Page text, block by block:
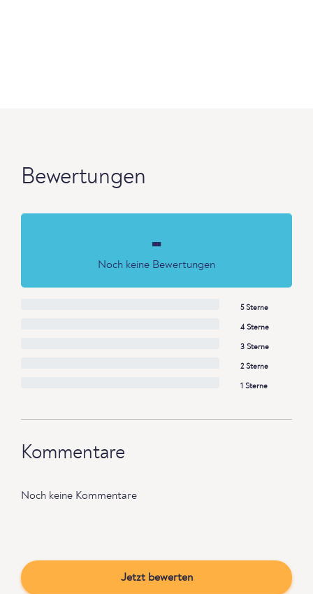
Bewertungen
-
Noch keine Bewertungen
5 Sterne
4 Sterne
3 Sterne
2 Sterne
1 Sterne
Kommentare
Noch keine Kommentare
Jetzt bewerten